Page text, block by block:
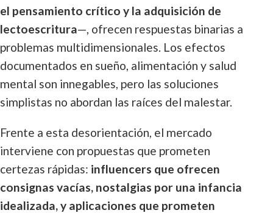
el pensamiento crítico y la adquisición de
lectoescritura—, ofrecen respuestas binarias a
problemas multidimensionales. Los efectos
documentados en sueño, alimentación y salud
mental son innegables, pero las soluciones
simplistas no abordan las raíces del malestar.
Frente a esta desorientación, el mercado
interviene con propuestas que prometen
certezas rápidas: influencers que ofrecen
consignas vacías, nostalgias por una infancia
idealizada, y aplicaciones que prometen